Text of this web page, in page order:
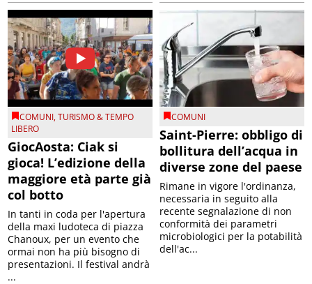
COMUNI,TURISMO & TEMPO
LIBERO
GiocAosta: Ciak si
gioca! L’edizione della
maggiore età parte già
col botto
In tanti in coda per l'apertura
della maxi ludoteca di piazza
Chanoux, per un evento che
ormai non ha più bisogno di
presentazioni. Il festival andrà
...
COMUNI
Saint-Pierre: obbligo di
bollitura dell’acqua in
diverse zone del paese
Rimane in vigore l'ordinanza,
necessaria in seguito alla
recente segnalazione di non
conformità dei parametri
microbiologici per la potabilità
dell'ac...